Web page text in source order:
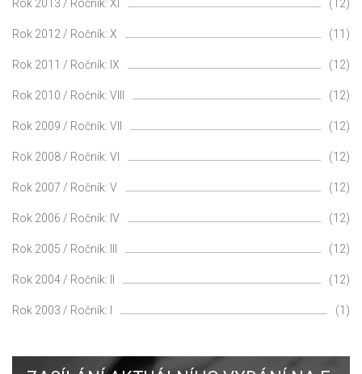
Rok 2013 / Ročník: XI (12)
Rok 2012 / Ročník: X (11)
Rok 2011 / Ročník: IX (12)
Rok 2010 / Ročník: VIII (12)
Rok 2009 / Ročník: VII (12)
Rok 2008 / Ročník: VI (12)
Rok 2007 / Ročník: V (12)
Rok 2006 / Ročník: IV (12)
Rok 2005 / Ročník: III (12)
Rok 2004 / Ročník: II (12)
Rok 2003 / Ročník: I (1)